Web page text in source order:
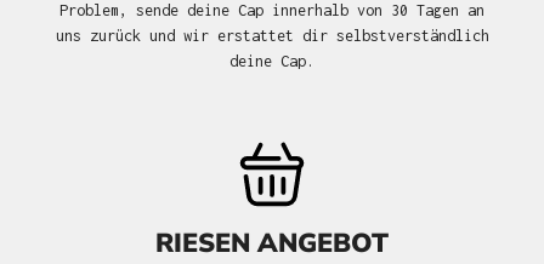
Problem, sende deine Cap innerhalb von 30 Tagen an
uns zurück und wir erstattet dir selbstverständlich
deine Cap.
RIESEN ANGEBOT